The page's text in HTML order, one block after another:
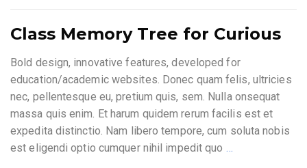
Class Memory Tree for Curious
Bold design, innovative features, developed for
education/academic websites. Donec quam felis, ultricies
nec, pellentesque eu, pretium quis, sem. Nulla onsequat
massa quis enim. Et harum quidem rerum facilis est et
expedita distinctio. Nam libero tempore, cum soluta nobis
est eligendi optio cumquer nihil impedit quo …